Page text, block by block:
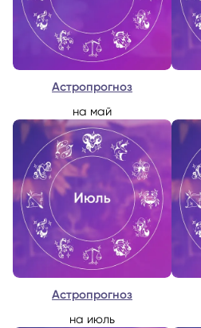
Астропрогноз
на май
Астропрогноз
на июль